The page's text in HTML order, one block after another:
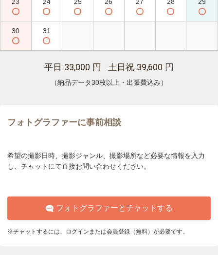
30 31
平日 33,000 円 土日祝 39,600 円
（納品データ30枚以上・出張費込み）
フォトグラファーに事前相談
希望の撮影日時、撮影ジャンル、撮影場所など必要な情報を入力
し、チャットにて直接お問い合わせください。
フォトグラファーとチャットする
※チャットするには、ログインまたは会員登録（無料）が必要です。